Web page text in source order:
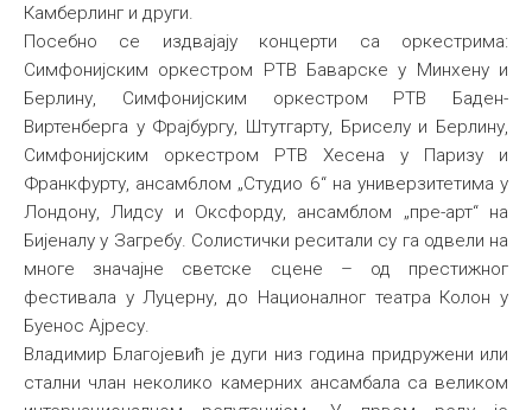
Камберлинг и други.
Посебно се издвајају концерти са оркестрима:
Симфонијским оркестром РТВ Баварске у Минхену и
Берлину, Симфонијским оркестром РТВ Баден-
Виртенберга у Фрајбургу, Штутгарту, Бриселу и Берлину,
Симфонијским оркестром РТВ Хесена у Паризу и
Франкфурту, ансам6лом „Студио 6“ на универзитетима у
Лондону, Лидсу и Оксфорду, ансамблом „пре-арт“ на
Бијеналу у Загребу. Солистички реситали су га одвели на
многе значајне светске сцене – од престижног
фестивала у Луцерну, до Националног театра Колон у
Буенос Ајресу.
Владимир Благојевић је дуги низ година придружени или
стални члан неколико камерних ансамбала са великом